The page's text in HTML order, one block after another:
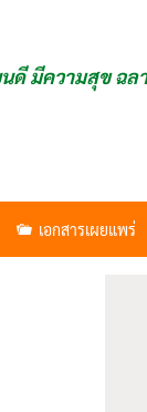
นดี มีความสุข ฉ
เอกสารเผยแพร่